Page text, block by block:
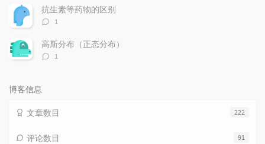
数：
抗生素等药物的区别
评
数：
1
高斯分布（正态分布）
评1
博客信息
222
文章数目
91
评论数目